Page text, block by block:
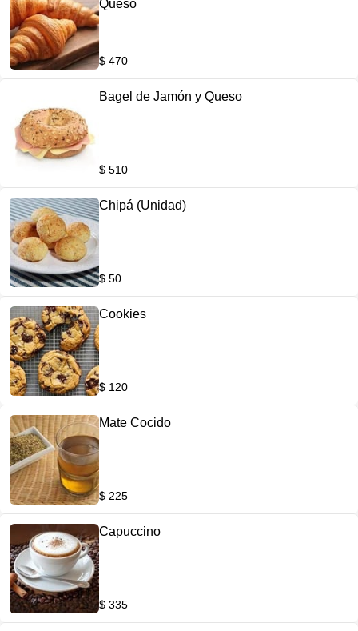
Queso
$ 470
Bagel de Jamón y Queso
$ 510
Chipá (Unidad)
$ 50
Cookies
$ 120
Mate Cocido
$ 225
Capuccino
$ 335